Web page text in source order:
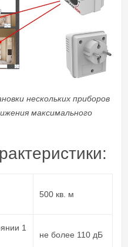
нескольких приборов
максимального
500 кв. м
1
не более 110 дБ